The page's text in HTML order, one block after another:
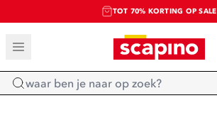
TOT 70% KORTING OP SALE
SALE: LAATSTE KANS!
SHOP NIEUW
Home